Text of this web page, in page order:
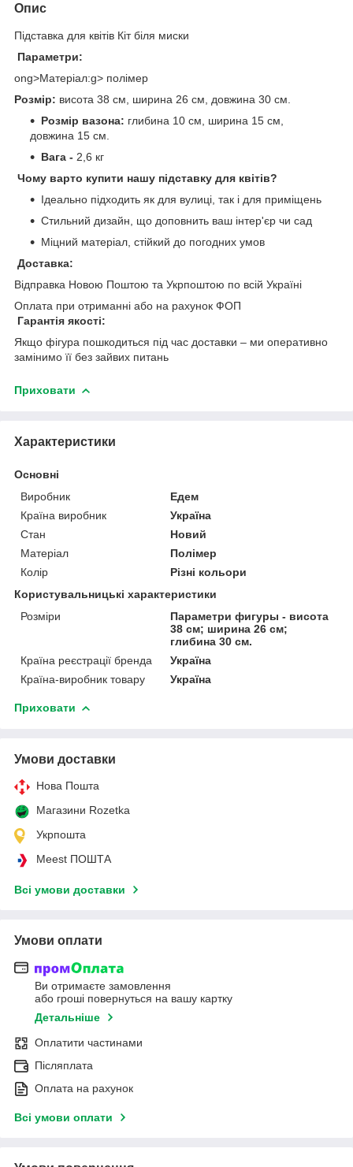
Опис
Підставка для квітів Кіт біля миски
Параметри:
ong>Матеріал:g> полімер
Розмір: висота 38 см, ширина 26 см, довжина 30 см.
Розмір вазона: глибина 10 см, ширина 15 см,
довжина 15 см.
Вага - 2,6 кг
Чому варто купити нашу підставку для квітів?
Ідеально підходить як для вулиці, так і для приміщень
Стильний дизайн, що доповнить ваш інтер'єр чи сад
Міцний матеріал, стійкий до погодних умов
Доставка:
Відправка Новою Поштою та Укрпоштою по всій Україні
Оплата при отриманні або на рахунок ФОП
Гарантія якості:
Якщо фігура пошкодиться під час доставки – ми оперативно
замінимо її без зайвих питань
Приховати
Характеристики
Основні
Виробник
Едем
Країна виробник
Україна
Стан
Новий
Матеріал
Полімер
Колір
Різні кольори
Користувальницькі характеристики
Розміри
Параметри фигуры - висота
38 см; ширина 26 см;
глибина 30 см.
Країна реєстрації бренда
Україна
Країна-виробник товару
Україна
Приховати
Умови доставки
Нова Пошта
Магазини Rozetka
Укрпошта
Meest ПОШТА
Всі умови доставки
Умови оплати
Ви отримаєте замовлення
або гроші повернуться на вашу картку
Детальніше
Оплатити частинами
Післяплата
Оплата на рахунок
Всі умови оплати